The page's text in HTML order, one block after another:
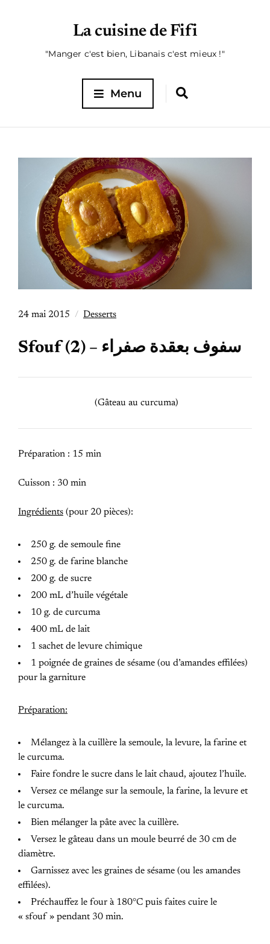
La cuisine de Fifi
"Manger c'est bien, Libanais c'est mieux !"
Menu
24 mai 2015 Desserts
Sfouf (2) – سفوف بعقدة صفراء
(Gâteau au curcuma)
Préparation : 15 min
Cuisson : 30 min
Ingrédients (pour 20 pièces):
250 g. de semoule fine
250 g. de farine blanche
200 g. de sucre
200 mL d’huile végétale
10 g. de curcuma
400 mL de lait
1 sachet de levure chimique
1 poignée de graines de sésame (ou d’amandes effilées)
pour la garniture
Préparation:
Mélangez à la cuillère la semoule, la levure, la farine et
le curcuma.
Faire fondre le sucre dans le lait chaud, ajoutez l’huile.
Versez ce mélange sur la semoule, la farine, la levure et
le curcuma.
Bien mélanger la pâte avec la cuillère.
Versez le gâteau dans un moule beurré de 30 cm de
diamètre.
Garnissez avec les graines de sésame (ou les amandes
effilées).
Préchauffez le four à 180°C puis faites cuire le
« sfouf » pendant 30 min.